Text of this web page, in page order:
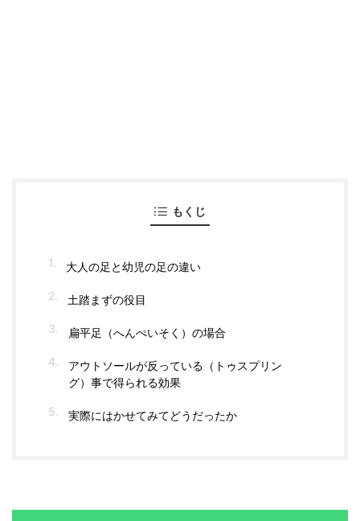
もくじ
大人の足と幼児の足の違い
土踏まずの役目
扁平足（へんぺいそく）の場合
アウトソールが反っている（トゥスプリン
グ）事で得られる効果
実際にはかせてみてどうだったか